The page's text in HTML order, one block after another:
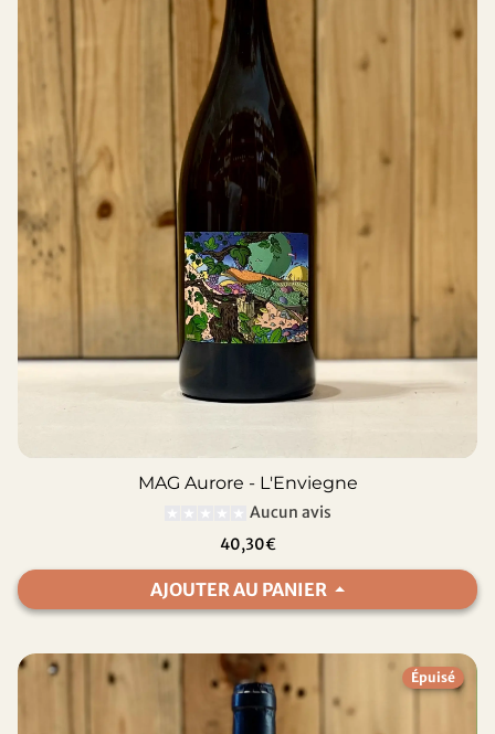
MAG Aurore - L'Enviegne
Aucun avis
40,30€
AJOUTER AU PANIER
Épuisé